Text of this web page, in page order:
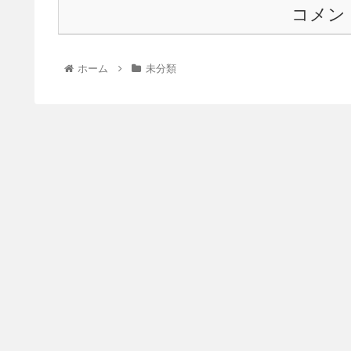
コメン
ホーム 未分類